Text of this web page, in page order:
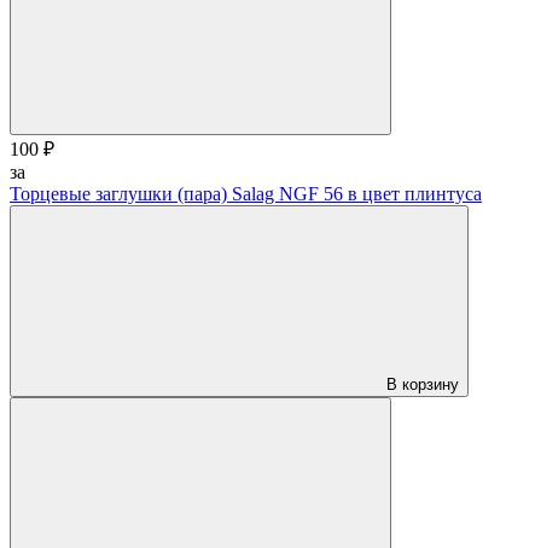
100 ₽
за
Торцевые заглушки (пара) Salag NGF 56 в цвет плинтуса
В корзину